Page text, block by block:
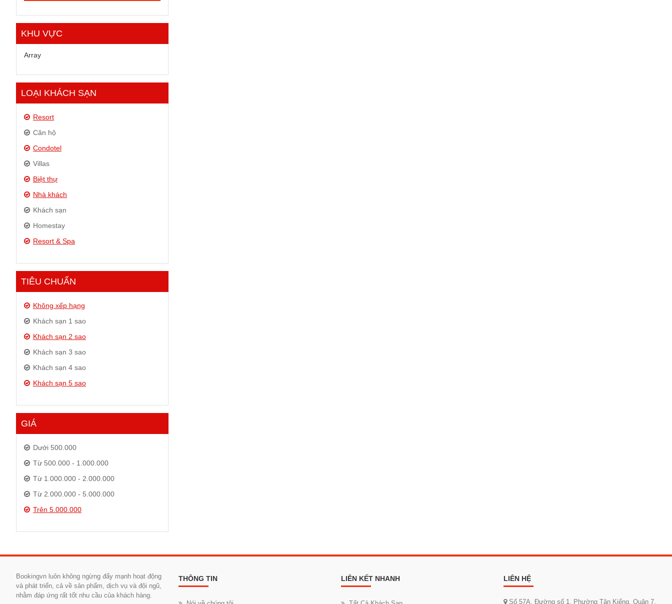
KHU VỰC
Array
LOẠI KHÁCH SẠN
Resort
Căn hộ
Condotel
Villas
Biệt thự
Nhà khách
Khách sạn
Homestay
Resort & Spa
TIÊU CHUẨN
Không xếp hạng
Khách sạn 1 sao
Khách sạn 2 sao
Khách sạn 3 sao
Khách sạn 4 sao
Khách sạn 5 sao
GIÁ
Dưới 500.000
Từ 500.000 - 1.000.000
Từ 1.000.000 - 2.000.000
Từ 2.000.000 - 5.000.000
Trên 5.000.000
Bookingvn luôn không ngừng đẩy mạnh hoạt động
và phát triển, cả về sản phẩm, dịch vụ và đội ngũ,
nhằm đáp ứng rất tốt nhu cầu của khách hàng.
THÔNG TIN LIÊN KẾT NHANH LIÊN HỆ
Số 57A, Đường số 1, Phường Tân Kiểng, Quận 7,